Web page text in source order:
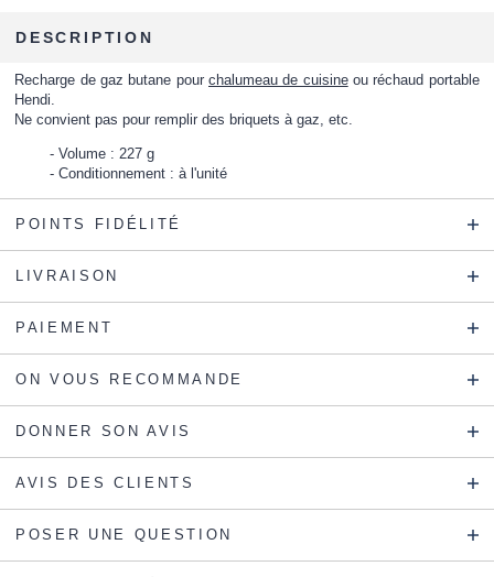
DESCRIPTION
Recharge de gaz butane pour chalumeau de cuisineouréchaud portable
Hendi
Ne convient pas pour remplir des briquets à gaz, etc.
Volume : 227 g
Conditionnement : à l'unité
POINTS FIDÉLITÉ
LIVRAISON
PAIEMENT
ON VOUS RECOMMANDE
DONNER SON AVIS
AVIS DES CLIENTS
POSER UNE QUESTION